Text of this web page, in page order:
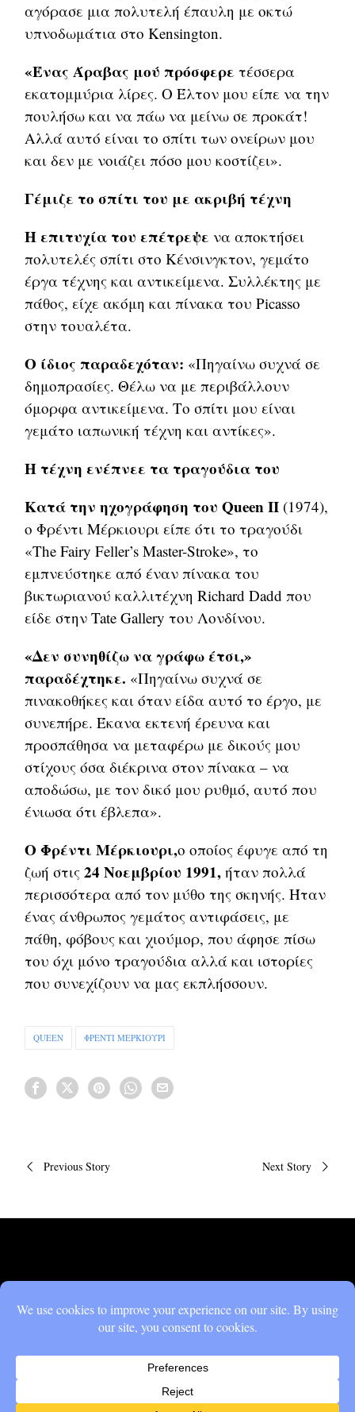
αγόρασε μια πολυτελή έπαυλη με οκτώ
υπνοδωμάτια στο Kensington.
«Ένας Άραβας μού πρόσφερε τέσσερα
εκατομμύρια λίρες. Ο Έλτον μου είπε να την
πουλήσω και να πάω να μείνω σε προκάτ!
Αλλά αυτό είναι το σπίτι των ονείρων μου
και δεν με νοιάζει πόσο μου κοστίζει».
Γέμιζε το σπίτι του με ακριβή τέχνη
Η επιτυχία του επέτρεψε να αποκτήσει
πολυτελές σπίτι στο Κένσινγκτον, γεμάτο
έργα τέχνης και αντικείμενα. Συλλέκτης με
πάθος, είχε ακόμη και πίνακα του Picasso
στην τουαλέτα.
Ο ίδιος παραδεχόταν: «Πηγαίνω συχνά σε
δημοπρασίες. Θέλω να με περιβάλλουν
όμορφα αντικείμενα. Το σπίτι μου είναι
γεμάτο ιαπωνική τέχνη και αντίκες».
Η τέχνη ενέπνεε τα τραγούδια του
Κατά την ηχογράφηση του Queen II (1974),
ο Φρέντι Μέρκιουρι είπε ότι το τραγούδι
«The Fairy Feller’s Master-Stroke», το
εμπνεύστηκε από έναν πίνακα του
βικτωριανού καλλιτέχνη Richard Dadd που
είδε στην Tate Gallery του Λονδίνου.
«Δεν συνηθίζω να γράφω έτσι,»
παραδέχτηκε. «Πηγαίνω συχνά σε
πινακοθήκες και όταν είδα αυτό το έργο, με
συνεπήρε. Έκανα εκτενή έρευνα και
προσπάθησα να μεταφέρω με δικούς μου
στίχους όσα διέκρινα στον πίνακα – να
αποδώσω, με τον δικό μου ρυθμό, αυτό που
ένιωσα ότι έβλεπα».
Ο Φρέντι Μέρκιουρι,ο οποίος έφυγε από τη
ζωή στις24 Νοεμβρίου 1991,ήταν πολλά
περισσότερα από τον μύθο της σκηνής. Ήταν
ένας άνθρωπος γεμάτος αντιφάσεις, με
πάθη, φόβους και χιούμορ, που άφησε πίσω
του όχι μόνο τραγούδια αλλά και ιστορίες
που συνεχίζουν να μας εκπλήσσουν.
QUEEN ΦΡΕΝΤΙ ΜΕΡΚΙΟΥΡΙ
Πλοήγηση
Previous Story Next Story